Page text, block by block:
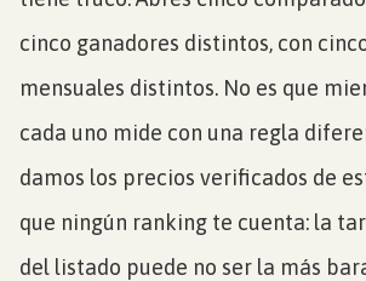
cinco ganadores distintos, con
mensuales distintos. No es que
cada uno mide con una regla
damos los precios verificados de
que ningún ranking te cuenta: la
del listado puede no ser la más